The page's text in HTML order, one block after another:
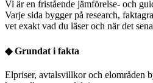
Vi är en fristående jämförelse- och
Varje sida bygger på research,
vet exakt vad du läser och när det
◆Grundat i fakta
Elpriser, avtalsvillkor och elområden